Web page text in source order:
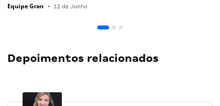
Equipe Gran • 12 de Junho
Depoimentos relacionados